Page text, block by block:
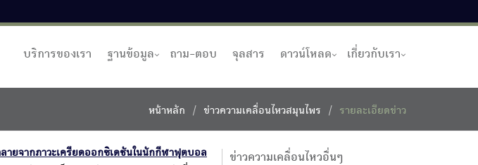
บริการของเรา ฐานข้อมูล ถาม-ตอบ จุลสาร ดาวน์โหลด เกี่ยวกับเรา
หน้าหลัก ข่าวความเคลื่อนไหวสมุนไพร รายละเอียดข่าว
ายจากภาวะเครียดออกซิเดชันในนักกีฬาฟุตบอล
ข่าวความเคลื่อนไหวอื่นๆ